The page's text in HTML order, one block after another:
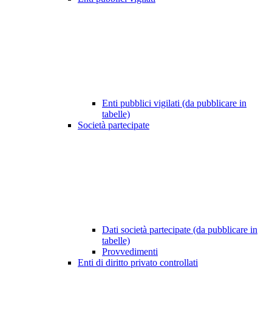
Enti pubblici vigilati (da pubblicare in
tabelle)
Società partecipate
Dati società partecipate (da pubblicare in
tabelle)
Provvedimenti
Enti di diritto privato controllati